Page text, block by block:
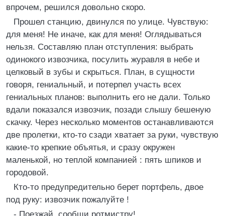
впрочем, решился довольно скоро.
Прошел станцию, двинулся по улице. Чувствую:
для меня! Не иначе, как для меня! Оглядываться
нельзя. Составляю план отступления: выбрать
одинокого извозчика, посулить журавля в небе и
целковый в зубы и скрыться. План, в сущности
говоря, гениальный, и потерпел участь всех
гениальных планов: выполнить его не дали. Только
вдали показался извозчик, позади слышу бешеную
скачку. Через несколько моментов останавливаются
две пролетки, кто-то сзади хватает за руки, чувствую
какие-то крепкие объятья, и сразу окружен
маленькой, но теплой компанией : пять шпиков и
городовой.
Кто-то предупредительно берет портфель, двое
под руку: извозчик пожалуйте !